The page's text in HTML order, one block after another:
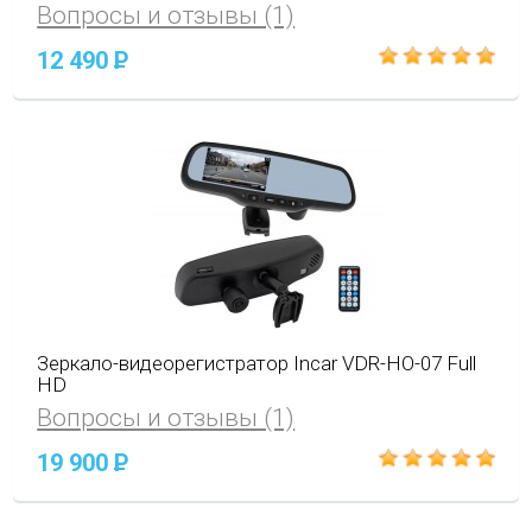
Вопросы и отзывы (1)
12 490P
Зеркало-видеорегистратор Incar VDR-HO-07 Full
HD
Вопросы и отзывы (1)
19 900P